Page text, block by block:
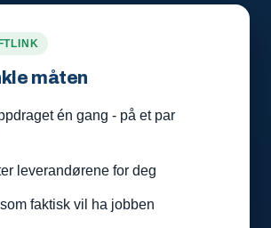
måten
én gang - på et par
leverandørene for deg
faktisk vil ha jobben